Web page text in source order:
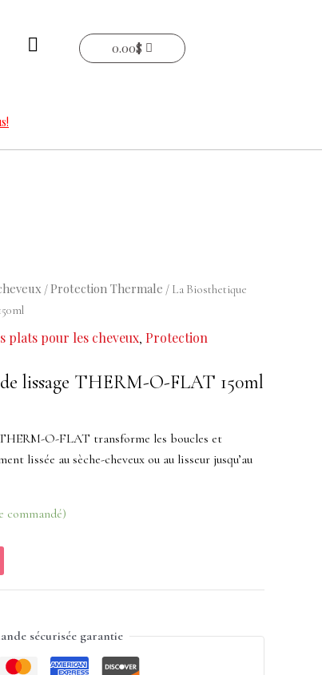
0.00$
/ Protection Thermale / La Biosthetique
plats pour les cheveux, Protection
lissage THERM-O-FLAT 150ml
O-FLAT transforme les boucles et
lissée au sèche-cheveux ou au lisseur jusqu’au
commandé)
sécurisée garantie